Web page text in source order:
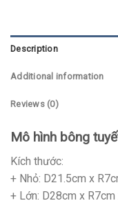
Description
Additional information
Reviews (0)
Mô hình bông
Kích thước:
+ Nhỏ: D21.5cm x
+ Lớn: D28cm x